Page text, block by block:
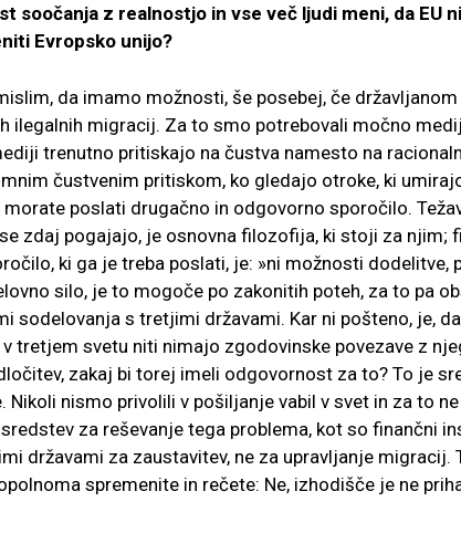
soočanja z realnostjo in vse več ljudi meni, da EU
Evropsko unijo?
da imamo možnosti, še posebej, če državljanom
ilegalnih migracij. Za to smo potrebovali močno
trenutno pritiskajo na čustva namesto na
čustvenim pritiskom, ko gledajo otroke, ki
morate poslati drugačno in odgovorno sporočilo.
zdaj pogajajo, je osnovna filozofija, ki stoji za njim;
ki ga je treba poslati, je: »ni možnosti dodelitve,
silo, je to mogoče po zakonitih poteh, za to pa
sodelovanja s tretjimi državami. Kar ni pošteno, je,
tretjem svetu niti nimajo zgodovinske povezave z
zakaj bi torej imeli odgovornost za to? To je
Nikoli nismo privolili v pošiljanje vabil v svet in za to
za reševanje tega problema, kot so finančni
državami za zaustavitev, ne za upravljanje migracij.
spremenite in rečete: Ne, izhodišče je ne